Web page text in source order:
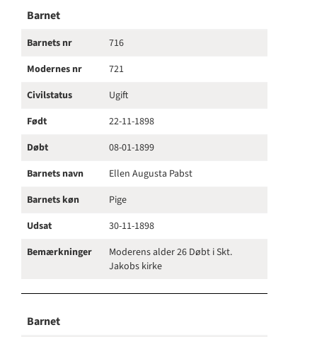
Barnet
Barnets nr
716
Modernes nr
721
Civilstatus
Ugift
Født
22-11-1898
Døbt
08-01-1899
Barnets navn
Ellen Augusta Pabst
Barnets køn
Pige
Udsat
30-11-1898
Bemærkninger
Moderens alder 26 Døbt i Skt.
Jakobs kirke
Barnet